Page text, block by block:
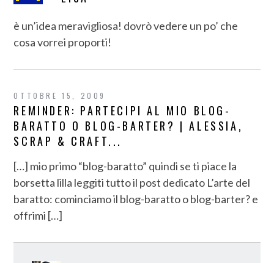
è un’idea meravigliosa! dovrò vedere un po’ che
cosa vorrei proporti!
OTTOBRE 15, 2009
REMINDER: PARTECIPI AL MIO BLOG-
BARATTO O BLOG-BARTER? | ALESSIA,
SCRAP & CRAFT...
[…] mio primo “blog-baratto” quindi se ti piace la
borsetta lilla leggiti tutto il post dedicato L’arte del
baratto: cominciamo il blog-baratto o blog-barter? e
offrimi […]